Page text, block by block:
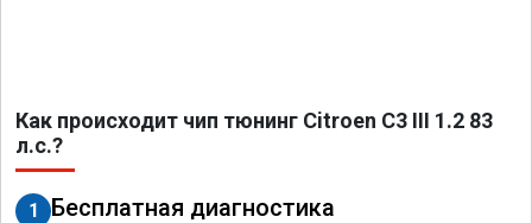
Как происходит чип тюнинг Citroen C3 III 1.2 83
л.с.?
1 Бесплатная диагностика